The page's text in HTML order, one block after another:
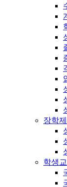
장학
학생